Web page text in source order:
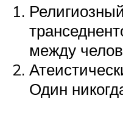
между
Один